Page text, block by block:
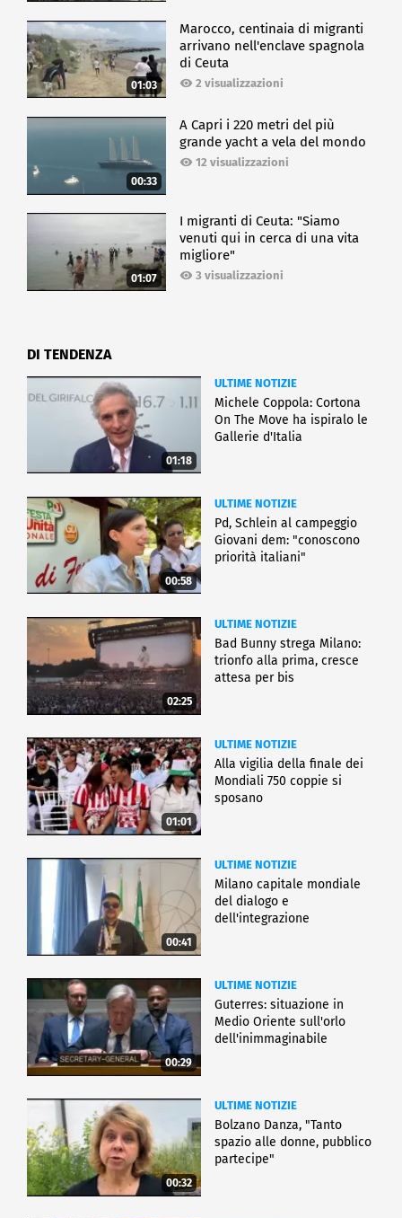
01:03
Marocco, centinaia di migranti
arrivano nell'enclave spagnola
di Ceuta
2 visualizzazioni
00:33
A Capri i 220 metri del più
grande yacht a vela del mondo
12 visualizzazioni
01:07
I migranti di Ceuta: "Siamo
venuti qui in cerca di una vita
migliore"
3 visualizzazioni
DI TENDENZA
01:18
ULTIME NOTIZIE
Michele Coppola: Cortona
On The Move ha ispiralo le
Gallerie d'Italia
00:58
ULTIME NOTIZIE
Pd, Schlein al campeggio
Giovani dem: "conoscono
priorità italiani"
02:25
ULTIME NOTIZIE
Bad Bunny strega Milano:
trionfo alla prima, cresce
attesa per bis
01:01
ULTIME NOTIZIE
Alla vigilia della finale dei
Mondiali 750 coppie si
sposano
00:41
ULTIME NOTIZIE
Milano capitale mondiale
del dialogo e
dell'integrazione
00:29
ULTIME NOTIZIE
Guterres: situazione in
Medio Oriente sull'orlo
dell'inimmaginabile
00:32
ULTIME NOTIZIE
Bolzano Danza, "Tanto
spazio alle donne, pubblico
partecipe"